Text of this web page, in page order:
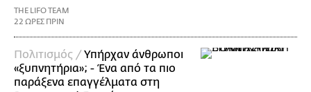
THE LIFO TEAM
22 ΩΡΕΣ ΠΡΙΝ
Πολιτισμός /Υπήρχαν άνθρωποι
«ξυπνητήρια»; - Ένα από τα πιο
παράξενα επαγγέλματα στη